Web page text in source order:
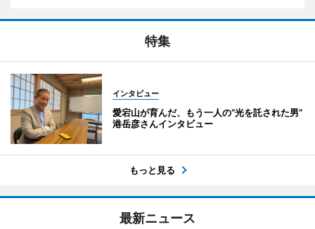
特集
インタビュー
愛宕山が育んだ、もう一人の“光を託された男”
港岳彦さんインタビュー
もっと見る
最新ニュース